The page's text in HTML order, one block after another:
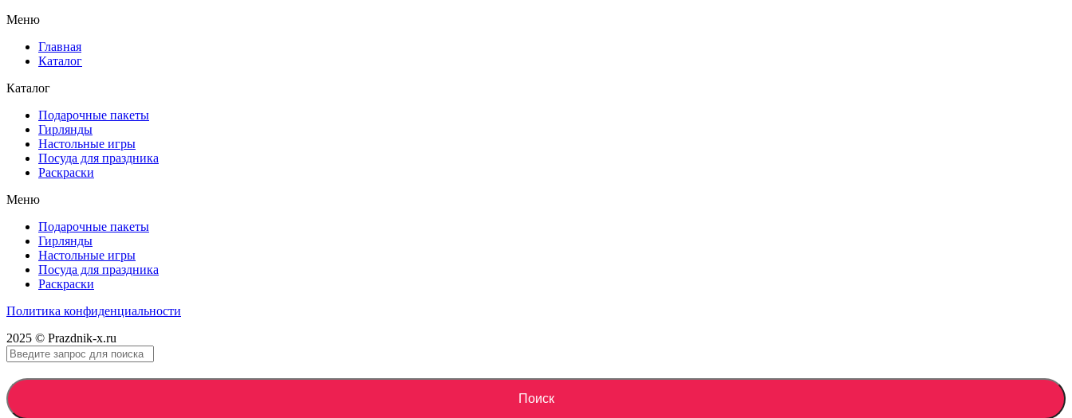
Меню
Главная
Каталог
Каталог
Подарочные пакеты
Гирлянды
Настольные игры
Посуда для праздника
Раскраски
Меню
Подарочные пакеты
Гирлянды
Настольные игры
Посуда для праздника
Раскраски
Политика конфиденциальности
2025 © Prazdnik-x.ru
Поиск